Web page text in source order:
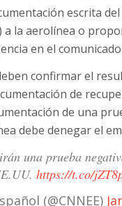
escrita
a la aerolínea o
en el
confirmar el
de
de una
debe denegar el
una prueba
https://t.co/
(@CNNEE)